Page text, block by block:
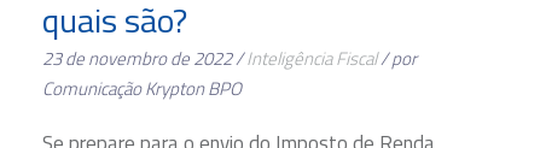
quais são?
23 de novembro de 2022 /Inteligência Fiscal/ por
Comunicação Krypton BPO